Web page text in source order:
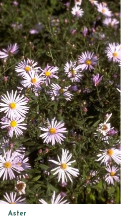
Aster